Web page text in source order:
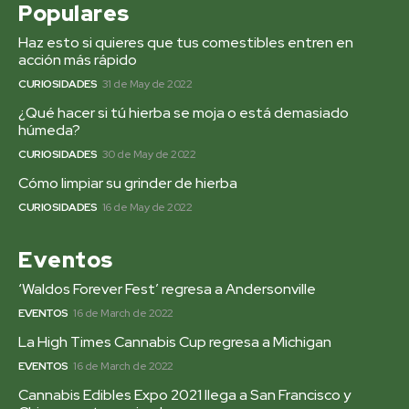
Populares
Haz esto si quieres que tus comestibles entren en
acción más rápido
CURIOSIDADES 31 de May de 2022
¿Qué hacer si tú hierba se moja o está demasiado
húmeda?
CURIOSIDADES 30 de May de 2022
Cómo limpiar su grinder de hierba
CURIOSIDADES 16 de May de 2022
Eventos
‘Waldos Forever Fest’ regresa a Andersonville
EVENTOS 16 de March de 2022
La High Times Cannabis Cup regresa a Michigan
EVENTOS 16 de March de 2022
Cannabis Edibles Expo 2021 llega a San Francisco y